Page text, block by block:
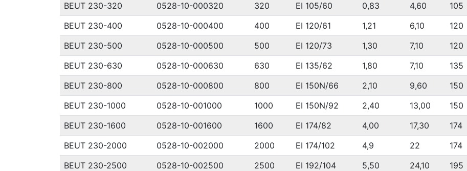
BEUT 230-320
0528-10-000320 320 EI 105/60 0,83 4,60 105
BEUT 230-400
0528-10-000400 400 EI 120/61 1,21 6,10 120
BEUT 230-500
0528-10-000500 500 EI 120/73 1,30 7,10 120
BEUT 230-630
0528-10-000630 630 EI 135/62 1,80 7,10 135
BEUT 230-800
0528-10-000800 800 EI 150N/66 2,10 9,60 150
BEUT 230-1000
0528-10-001000 1000 EI 150N/92 2,40 13,00 150
BEUT 230-1600
0528-10-001600 1600 EI 174/82 4,00 17,30 174
BEUT 230-2000
0528-10-002000 2000 EI 174/102 4,9 22 174
BEUT 230-2500
0528-10-002500 2500 EI 192/104 5,50 24,10 195